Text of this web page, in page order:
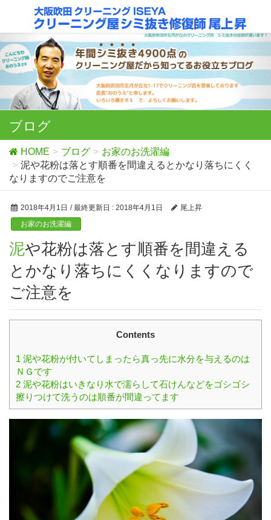
ブログ
HOME ブログ
お家のお洗濯編
泥や花粉は落とす順番を間違えるとかなり落ちにくく
なりますのでご注意を
2018年4月1日 / 最終更新日 : 2018年4月1日
尾上昇
お家のお洗濯編
泥や花粉は落とす順番を間違える
とかなり落ちにくくなりますので
ご注意を
Contents
1 泥や花粉が付いてしまったら真っ先に水分を与えるのは
ＮＧです
2 泥や花粉はいきなり水で濡らして石けんなどをゴシゴシ
擦りつけて洗うのは順番が間違ってます